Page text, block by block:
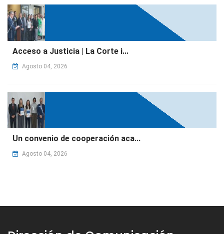
Acceso a Justicia | La Corte i...
Agosto 04, 2026
Un convenio de cooperación aca...
Agosto 04, 2026